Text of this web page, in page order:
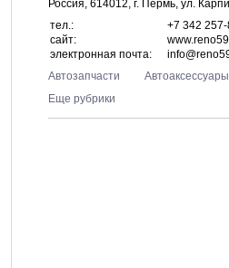
Россия, 614012, г. Пермь, ул.
тел.:
+7 342
сайт:
электронная почта:
Автозапчасти
Автоаксессуары
Еще рубрики